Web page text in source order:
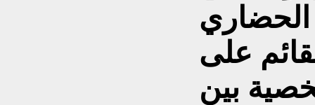
الحضاري
على
بين